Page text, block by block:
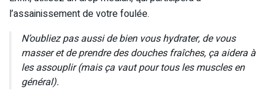
l’assainissement de votre foulée.
N’oubliez pas aussi de bien vous hydrater, de vous
masser et de prendre des douches fraîches, ça aidera à
les assouplir (mais ça vaut pour tous les muscles en
général).